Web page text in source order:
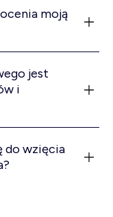
moją
jest
i
do wzięcia